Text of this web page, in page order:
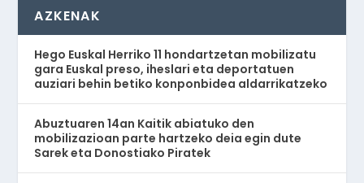
AZKENAK
Hego Euskal Herriko 11 hondartzetan mobilizatu
gara Euskal preso, iheslari eta deportatuen
auziari behin betiko konponbidea aldarrikatzeko
Abuztuaren 14an Kaitik abiatuko den
mobilizazioan parte hartzeko deia egin dute
Sarek eta Donostiako Piratek